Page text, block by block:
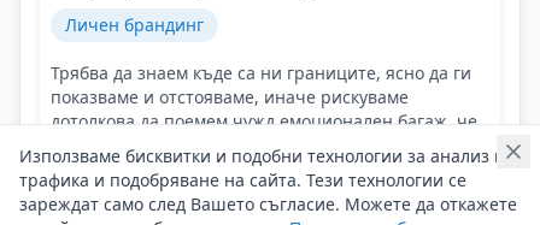
Личен брандинг
Трябва да знаем къде са ни границите, ясно да ги
показваме и отстояваме, иначе рискуваме
дотолкова да поемем чужд емоционален багаж, че
накрая това да повлияе на нашето състояние!
Контакти на Радостина Янева
06/05/2025 г/
Използваме бисквитки и подобни технологии за анализ на
трафика и подобряване на сайта. Тези технологии се
зареждат само след Вашето съгласие. Можете да откажете